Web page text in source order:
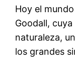
Hoy el
Goodall,
naturaleza,
los grandes